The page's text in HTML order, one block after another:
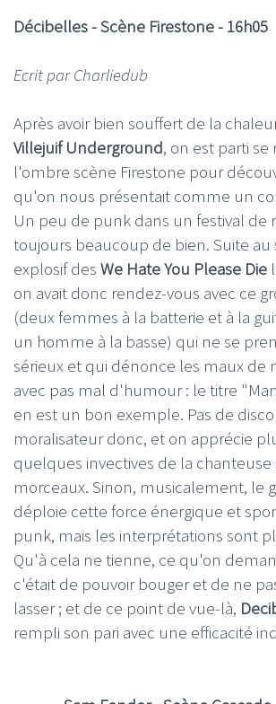
Décibelles - Scène Firestone- 16h05
Ecrit par Charliedub
Après avoir bien souffert de la
Villejuif Underground, on est parti se
l'ombre scène Firestone pour
qu'on nous présentait comme un
Un peu de punk dans un festival de
toujours beaucoup de bien. Suite
explosif des We Hate You Please Die
on avait donc rendez-vous avec ce
(deux femmes à la batterie et à la
un homme à la basse) qui ne se
sérieux et qui dénonce les maux de
avec pas mal d'humour : le titre
en est un bon exemple. Pas de
moralisateur donc, et on apprécie
quelques invectives de la chanteuse
morceaux. Sinon, musicalement, le
déploie cette force énergique et
punk, mais les interprétations sont
Qu'à cela ne tienne, ce qu'on
c'était de pouvoir bouger et de ne
lasser ; et de ce point de vue-là,
rempli son pari avec une efficacité